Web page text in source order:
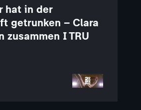
hat in der
getrunken – Clara
zusammen I TRU